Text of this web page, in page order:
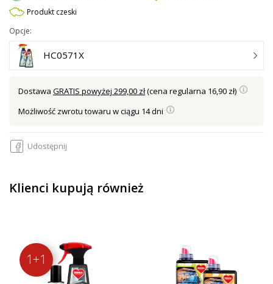
Produkt czeski
Opcje:
HC0571X
Dostawa GRATIS powyżej 299,00 zł(cena regularna 16,90 zł)
Możliwość zwrotu towaru w ciągu 14 dni
Udostępnij
Klienci kupują również
1+1